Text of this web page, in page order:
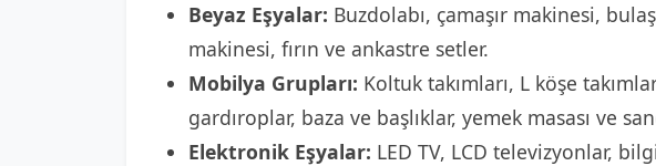
Beyaz Eşyalar: Buzdolabı, çamaşır makinesi,
makinesi, fırın ve ankastre setler.
Mobilya Grupları: Koltuk takımları, L köşe
gardıroplar, baza ve başlıklar, yemek masası ve
Elektronik Eşyalar: LED TV, LCD televizyonlar,